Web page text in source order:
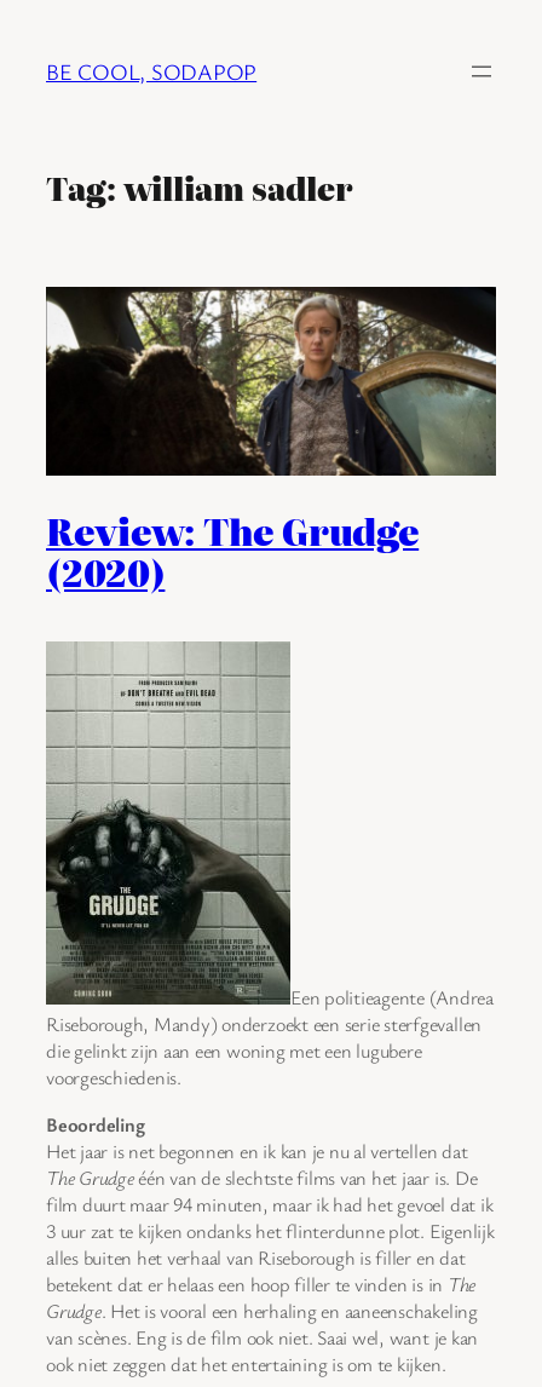
BE COOL, SODAPOP
Tag:william sadler
Review: The Grudge
(2020)
Een politieagente (Andrea
Riseborough, Mandy) onderzoekt een serie sterfgevallen
die gelinkt zijn aan een woning met een lugubere
voorgeschiedenis.
Beoordeling
Het jaar is net begonnen en ik kan je nu al vertellen dat
The Grudgeéén van de slechtste films van het jaar is. De
film duurt maar 94 minuten, maar ik had het gevoel dat ik
3 uur zat te kijken ondanks het flinterdunne plot. Eigenlijk
alles buiten het verhaal van Riseborough is filler en dat
betekent dat er helaas een hoop filler te vinden is in The
Grudge. Het is vooral een herhaling en aaneenschakeling
van scènes. Eng is de film ook niet. Saai wel, want je kan
ook niet zeggen dat het entertaining is om te kijken.